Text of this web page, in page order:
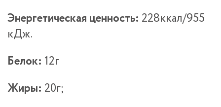
Энергетическая ценность: 228ккал/955
кДж.
Белок: 12г
Жиры: 20г;